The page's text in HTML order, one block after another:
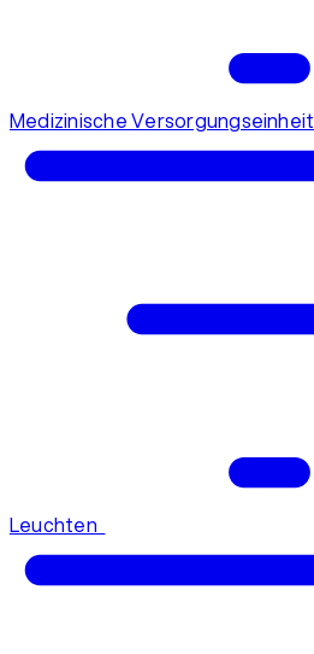
Medizinische Versorgungseinheit
Leuchten